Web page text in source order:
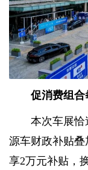
促消费组
本次车展恰
源车财政补贴
享2万元补贴，